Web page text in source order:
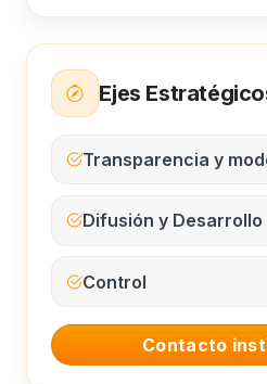
Ejes
Transparencia y
Difusión y Desarrollo
Control
Contacto